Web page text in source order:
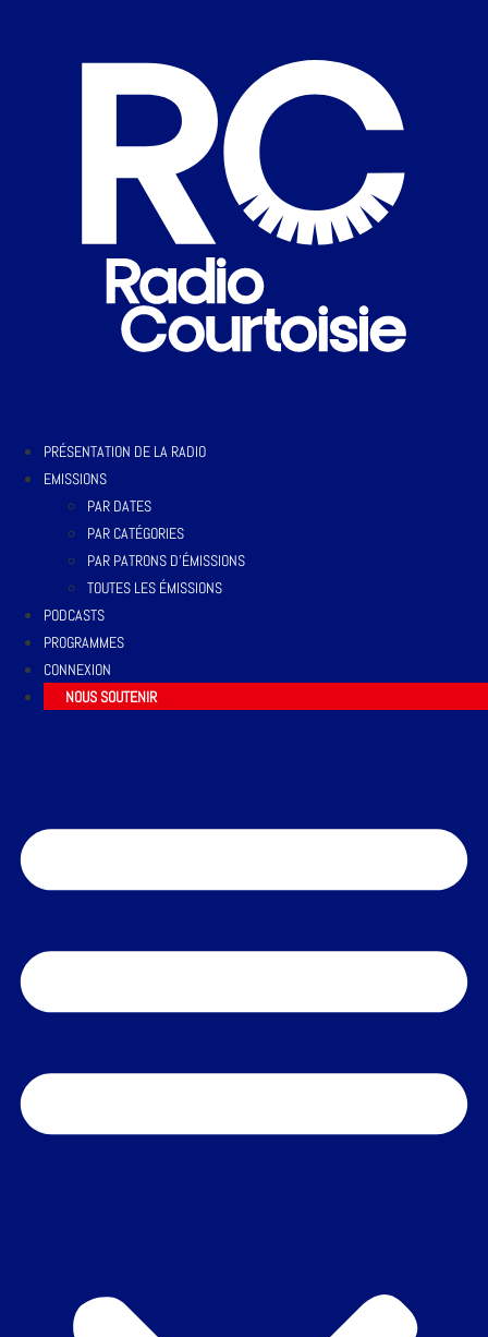
PRÉSENTATION DE LA RADIO
EMISSIONS
PAR DATES
PAR CATÉGORIES
PAR PATRONS D’ÉMISSIONS
TOUTES LES ÉMISSIONS
PODCASTS
PROGRAMMES
CONNEXION
NOUS SOUTENIR